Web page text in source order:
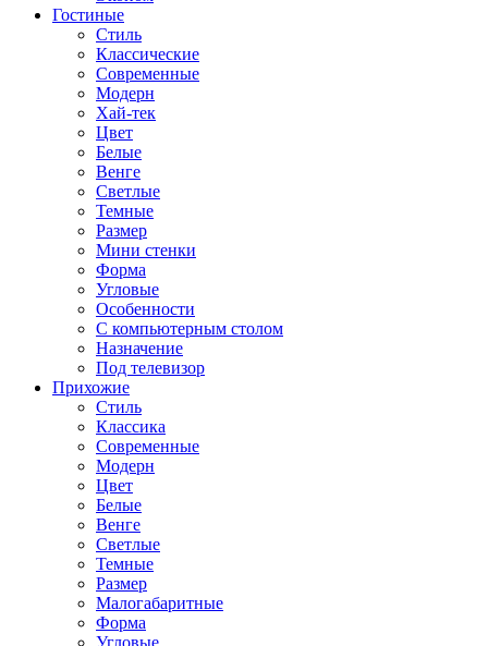
Гостиные
Стиль
Классические
Современные
Модерн
Хай-тек
Цвет
Белые
Венге
Светлые
Темные
Размер
Мини стенки
Форма
Угловые
Особенности
С компьютерным столом
Назначение
Под телевизор
Прихожие
Стиль
Классика
Современные
Модерн
Цвет
Белые
Венге
Светлые
Темные
Размер
Малогабаритные
Форма
Угловые